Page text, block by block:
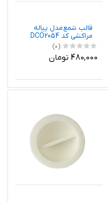
قالب شمع مدل پیاله
مراکشی کد DCO2054
(0)
480,000 تومان